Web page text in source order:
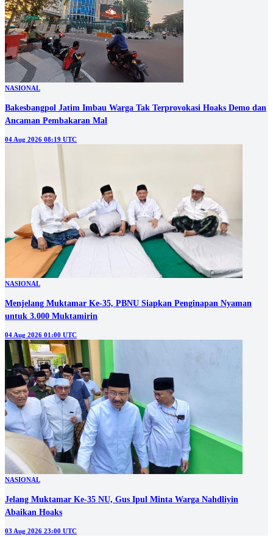
NASIONAL
Bakesbangpol Jatim Imbau Warga Tak Terprovokasi Hoaks Demo dan
Ancaman Pembakaran Mal
04 Aug 2026 08:19 UTC
NASIONAL
Menjelang Muktamar Ke-35, PBNU Siapkan Penginapan Nyaman
untuk 3.000 Muktamirin
04 Aug 2026 01:00 UTC
NASIONAL
Jelang Muktamar Ke-35 NU, Gus Ipul Minta Warga Nahdliyin
Abaikan Hoaks
03 Aug 2026 23:00 UTC